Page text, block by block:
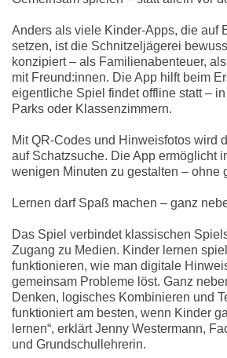
Anders als viele Kinder-Apps, die auf
setzen, ist die Schnitzeljägerei
konzipiert – als Familienabenteuer,
mit Freund:innen. Die App hilft beim
eigentliche Spiel findet offline statt –
Parks oder Klassenzimmern.
Mit QR-Codes und Hinweisfotos wird
auf Schatzsuche. Die App ermöglicht
wenigen Minuten zu gestalten – ohne
Lernen darf Spaß machen – ganz
Das Spiel verbindet klassischen
Zugang zu Medien. Kinder lernen
funktionieren, wie man digitale
gemeinsam Probleme löst. Ganz
Denken, logisches Kombinieren und
funktioniert am besten, wenn Kinder
lernen“, erklärt Jenny Westermann,
und Grundschullehrerin.